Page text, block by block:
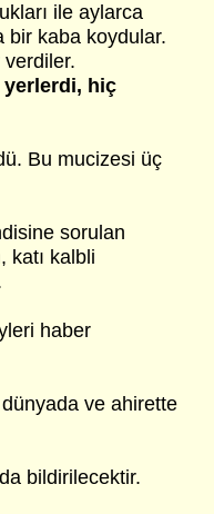
ile aylarca
bir kaba koydular.
yerlerdi, hiç
Bu mucizesi üç
sorulan
katı kalbli
haber
ve ahirette
bildirilecektir.